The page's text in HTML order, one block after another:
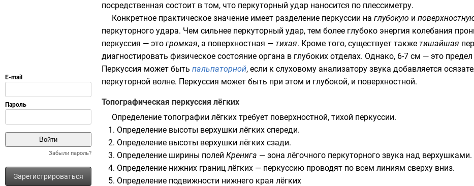
Забыли пароль?
Зарегистрироваться
посредственная состоит в том, что перкуторный удар наносится по плессиметру.
Конкретное практическое значение имеет разделение перкуссии на глубокую и
перкуторного удара. Чем сильнее перкуторный удар, тем более глубоко энергия колебания
перкуссия — это громкая, а поверхностная — тихая. Кроме того, существует также тишайшая
диагностировать физическое состояние органа в глубоких отделах. Однако, 6-7 см — это
Перкуссия может быть пальпаторной, если к слуховому анализатору звука добавляется
перкуторной волне. Перкуссия может быть при этом и глубокой, и поверхностной.
Топографическая перкуссия лёгких
Определение топографии лёгких требует поверхностной, тихой перкуссии.
Определение высоты верхушки лёгких спереди.
Определение высоты верхушки лёгких сзади.
Определение ширины полей Кренига — зона лёгочного перкуторного звука над верхушками.
Определение нижних границ лёгких — перкуссию проводят по всем линиям сверху вниз.
Определение подвижности нижнего края лёгких